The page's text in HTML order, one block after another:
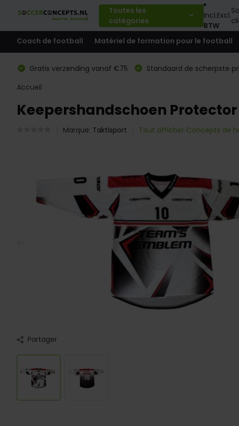
Toutes les
catégories
Incl.Excl.
BTW
Coach de football Matériel de formation pour le football
Gratis verzending vanaf €75 Standaard de scherpste
Accueil
Keepershandschoen Protector
Marque: Taktisport Tout afficher Concepts de
Partager